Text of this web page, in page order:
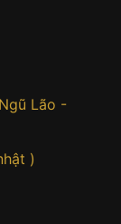
Lão -
)